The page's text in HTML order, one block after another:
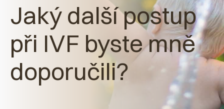
Jaký další postup
při IVF byste mně
doporučili?